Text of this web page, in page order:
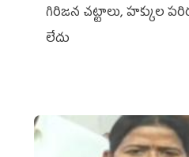
గిరిజన చట్టాలు, హక్కుల
లేదు